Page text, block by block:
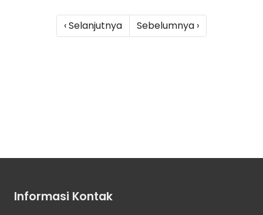
‹ Selanjutnya Sebelumnya ›
Informasi Kontak